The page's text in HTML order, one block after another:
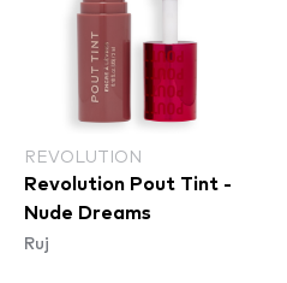
REVOLUTION
Revolution Pout Tint -
Nude Dreams
Ruj